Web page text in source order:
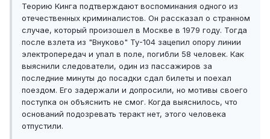
Теорию Кинга подтверждают воспоминания одного из
отечественных криминалистов. Он рассказал о странном
случае, который произошел в Москве в 1979 году. Тогда
после взлета из "Внуково" Ту-104 зацепил опору линии
электропередач и упал в поле, погибли 58 человек. Как
выяснили следователи, один из пассажиров за
последние минуты до посадки сдал билеты и поехал
поездом. Его задержали и допросили, но мотивы своего
поступка он объяснить не смог. Когда выяснилось, что
оснований подозревать теракт нет, этого человека
отпустили.